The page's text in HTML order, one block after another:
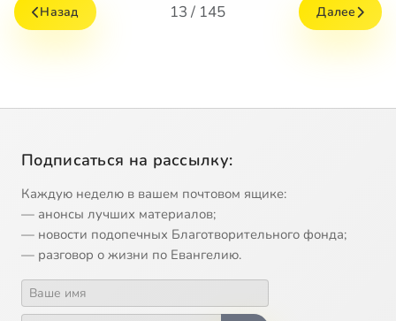
Назад 13 / 145 Далее
Подписаться на рассылку:
Каждую неделю в вашем почтовом ящике:
— анонсы лучших материалов;
— новости подопечных Благотворительного фонда;
— разговор о жизни по Евангелию.